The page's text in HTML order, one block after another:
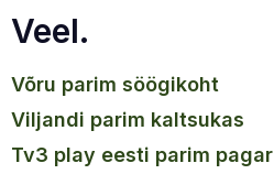
Veel.
võru parim söögikoht
viljandi parim kaltsukas
tv3 play eesti parim pagar